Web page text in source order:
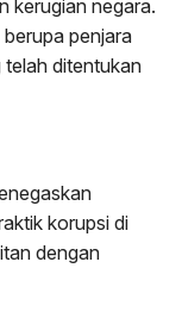
kerugian negara.
penjara
telah ditentukan
korupsi di
dengan